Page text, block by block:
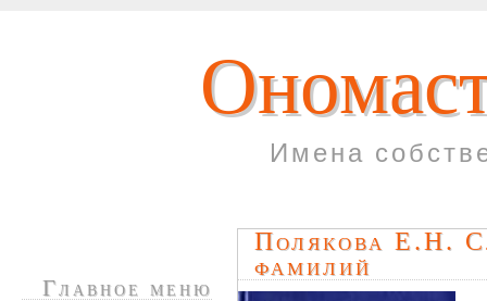
Имена
Полякова Е.Н.
фамилий
Главное меню